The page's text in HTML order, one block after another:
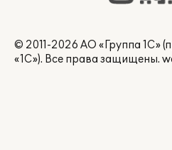
© 2011-2026 АО «Группа 1С»
«1С»). Все права защищены.